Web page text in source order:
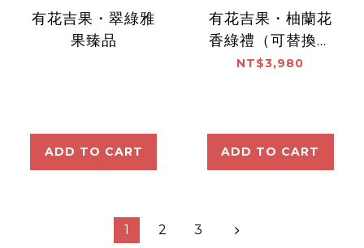
有花吉果・翠綠雅
果臻品
ADD TO CART
有花吉果・柚蘭花
香綠禮（可替換水
果）
NT$3,980
ADD TO CART
1 2 3